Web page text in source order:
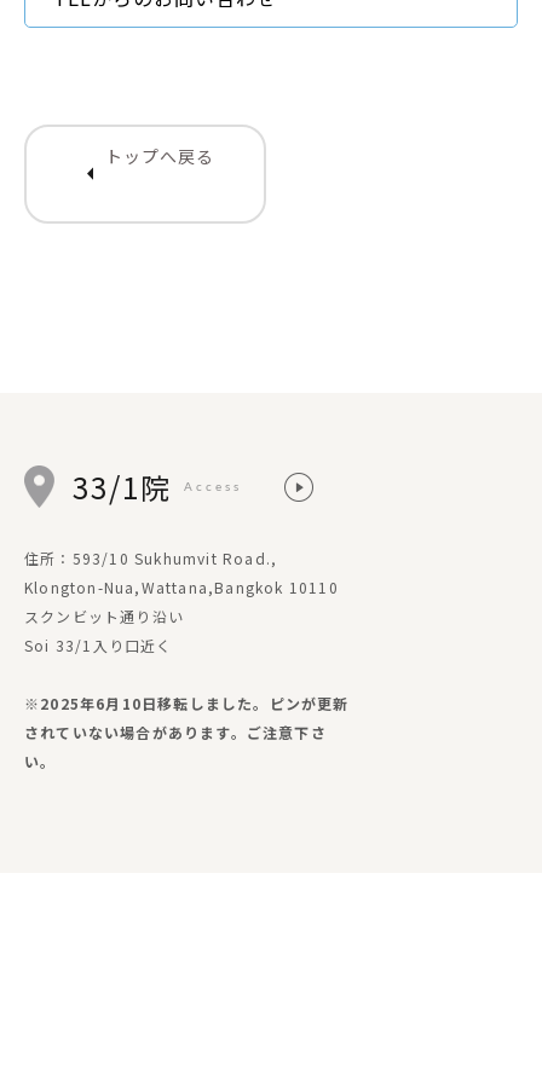
arrow_left
トップへ戻る
33/1院 Access
住所：593/10 Sukhumvit Road.,
Klongton-Nua,Wattana,Bangkok 10110
スクンビット通り沿い
Soi 33/1入り口近く
※2025年6月10日移転しました。ピンが更新
されていない場合があります。ご注意下さ
い。